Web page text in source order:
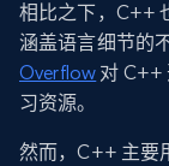
相比之下，C++
涵盖语言细节的
Overflow 对 C++
习资源。
然而，C++ 主要